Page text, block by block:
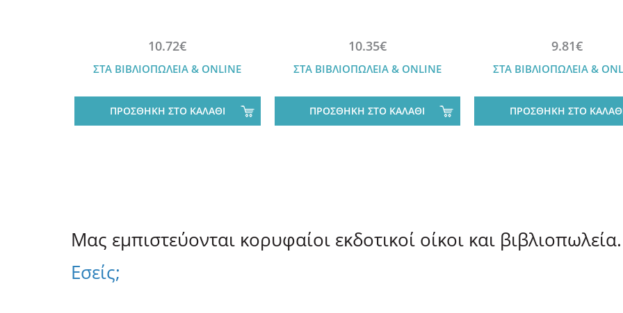
10.72€
ΣΤΑ ΒΙΒΛΙΟΠΩΛΕΙΑ & ONLINE
ΠΡΟΣΘΗΚΗ ΣΤΟ ΚΑΛΑΘΙ
10.35€
ΣΤΑ ΒΙΒΛΙΟΠΩΛΕΙΑ & ONLINE
ΠΡΟΣΘΗΚΗ ΣΤΟ ΚΑΛΑΘΙ
9.81€
ΣΤΑ ΒΙΒΛΙΟΠΩΛΕΙΑ &
ΠΡΟΣΘΗΚΗ ΣΤΟ
Μας εμπιστεύονται κορυφαίοι εκδοτικοί οίκοι και βιβλιοπωλεία.
Εσείς;